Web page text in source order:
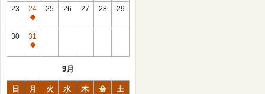
館
日
23
24
休
館
日
25 26 27 28 29
30
31
休
9月
日 月 火 水 木 金 土